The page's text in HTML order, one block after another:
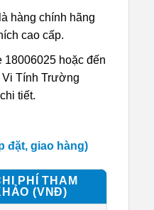
hàng chính hãng
cao cấp.
18006025 hoặc đến
Tính Trường
tiết.
đặt, giao hàng)
PHÍ THAM
(VNĐ)